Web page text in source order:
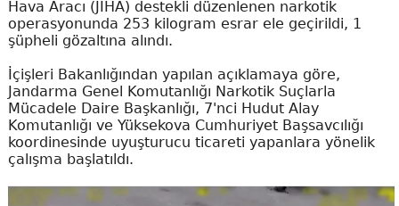
Hava Aracı (JİHA) destekli düzenlenen narkotik
operasyonunda 253 kilogram esrar ele geçirildi, 1
şüpheli gözaltına alındı.
İçişleri Bakanlığından yapılan açıklamaya göre,
Jandarma Genel Komutanlığı Narkotik Suçlarla
Mücadele Daire Başkanlığı, 7'nci Hudut Alay
Komutanlığı ve Yüksekova Cumhuriyet Başsavcılığı
koordinesinde uyuşturucu ticareti yapanlara yönelik
çalışma başlatıldı.